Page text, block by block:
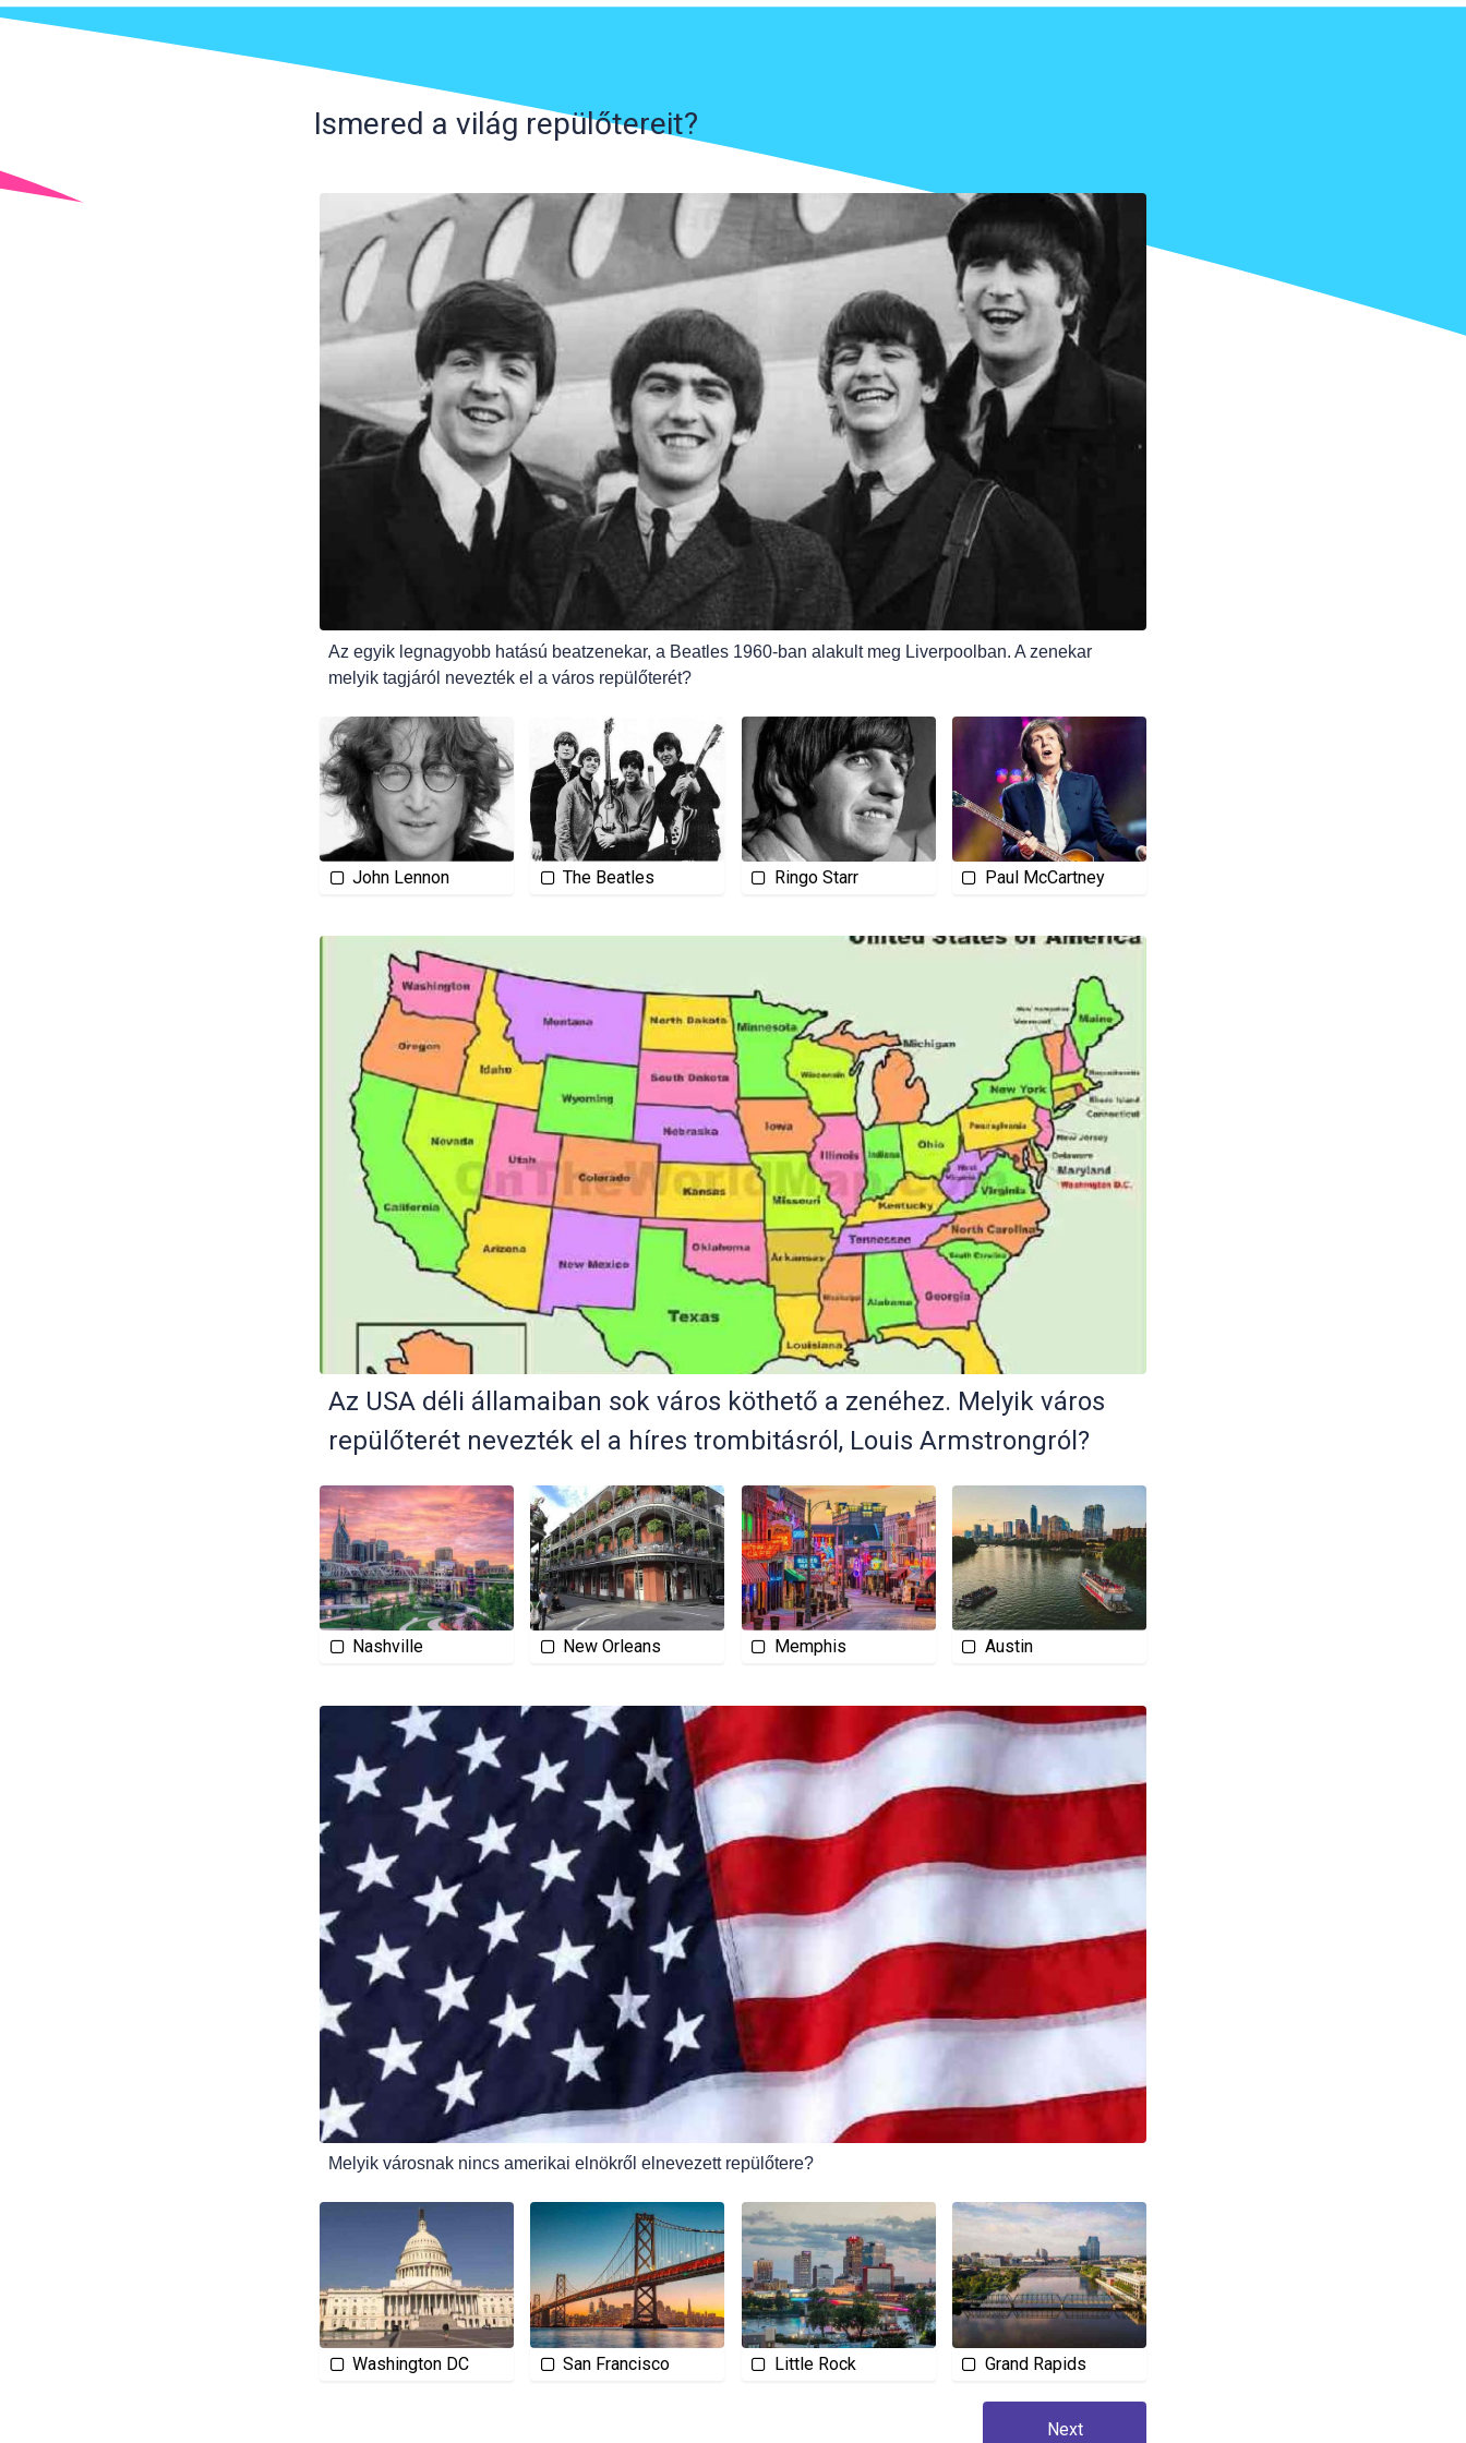
Ismered a világ repülőtereit?
Az egyik legnagyobb hatású beatzenekar, a Beatles 1960-ban alakult meg Liverpoolban. A zenekar
melyik tagjáról nevezték el a város repülőterét?
John Lennon The Beatles Ringo Starr Paul McCartney
Az USA déli államaiban sok város köthető a zenéhez. Melyik város
repülőterét nevezték el a híres trombitásról, Louis Armstrongról?
Nashville New Orleans Memphis Austin
Melyik városnak nincs amerikai elnökről elnevezett repülőtere?
Washington DC San Francisco Little Rock Grand Rapids